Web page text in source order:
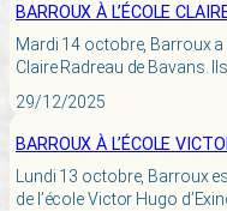
BARROUX À L’ÉCOLE
Mardi 14 octobre, Barroux a
Claire Radreau de Bavans.
29/12/2025
BARROUX À L’ÉCOLE
Lundi 13 octobre, Barroux
de l’école Victor Hugo